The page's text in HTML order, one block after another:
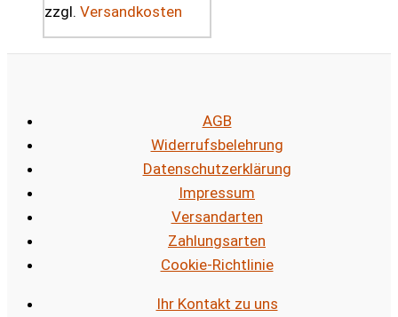
zzgl. Versandkosten
AGB
Widerrufsbelehrung
Datenschutzerklärung
Impressum
Versandarten
Zahlungsarten
Cookie-Richtlinie
Ihr Kontakt zu uns